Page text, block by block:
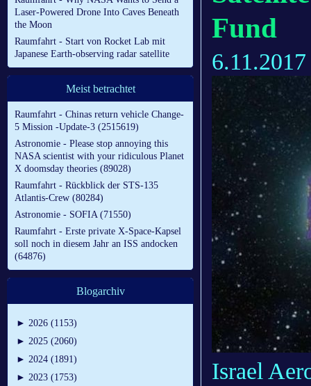
Laser-Powered Drone Into Caves Beneath
the Moon
Raumfahrt - Start von Rocket Lab mit
Japanese Earth-observing radar satellite
Meist betrachtet
Raumfahrt - Chinas return vehicle Change-
5 Mission -Update-3 (2515619)
Astronomie - Please stop annoying this
NASA scientist with your ridiculous Planet
X doomsday theories (89028)
Raumfahrt - Rückblick der STS-135
Atlantis-Crew (80284)
Astronomie - SOFIA (71550)
Raumfahrt - Erste private X-Space-Kapsel
soll noch in diesem Jahr an ISS andocken
(64876)
Blogarchiv
► 2026 (1153)
► 2025 (2060)
► 2024 (1891)
► 2023 (1753)
Fund
6.11.2017
Israel